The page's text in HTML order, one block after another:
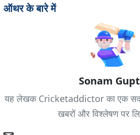
ऑथर के बारे में
Sonam
यह लेखक Cricketaddictor का एक
खबरों और विश्लेषण पर